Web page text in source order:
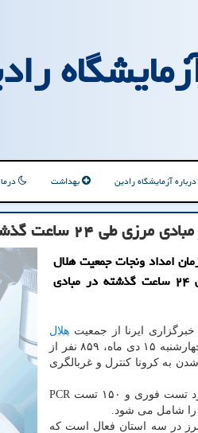
درباره آزمایشگاه رادین بهداشت
امداد ونجات جمعیت هلال
احمر از پایش سلامت ۸۵۹ مسافر طی ۲۴ ساعت گذشته در مبادی
ایرنا از جمعیت هلال
، مهدی ولی پور اضافه کرد: روز چهارشنبه ۱۵ دی ماه، ۸۵۹ نفر از
به کرونا کنترل و غربالگری
وی اضافه کرد: طی این مدت ۳۱۴ مورد تست فوری و ۱۵۰ تست PCR
پور خاطرنشان کرد: هم اکنون ۶ مرز در سه استان فعال است که